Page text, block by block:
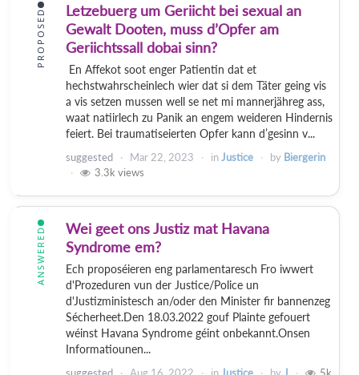
PROPOSED
Letzebuerg um Geriicht bei sexual an
Gewalt Dooten, muss d’Opfer am
Geriichtssall dobai sinn?
En Affekot soot enger Patientin dat et
hechstwahrscheinlech wier dat si dem Täter geing vis
a vis setzen mussen well se net mi mannerjähreg ass,
waat natiirlech zu Panik an engem weideren Hindernis
feiert. Bei traumatiseierten Opfer kann d’gesinn v...
suggested Mar 22, 2023 inJustice by Biergerin
3.3k views
ANSWERED
Wei geet ons Justiz mat Havana
Syndrome em?
Ech proposéieren eng parlamentaresch Fro iwwert
d'Prozeduren vun der Justice/Police un
d'Justizministesch an/oder den Minister fir bannenzeg
Sécherheet.Den 18.03.2022 gouf Plainte gefouert
wéinst Havana Syndrome géint onbekannt.Onsen
Informatiounen...